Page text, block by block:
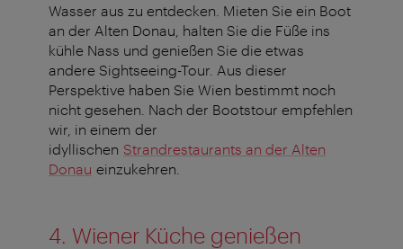
Wasser aus zu entdecken. Mieten Sie ein Boot
an der Alten Donau, halten Sie die Füße ins
kühle Nass und genießen Sie die etwas
andere Sightseeing-Tour. Aus dieser
Perspektive haben Sie Wien bestimmt noch
nicht gesehen. Nach der Bootstour empfehlen
wir, in einem der
idyllischen Strandrestaurants an der Alten
Donau einzukehren.
4. Wiener Küche genießen